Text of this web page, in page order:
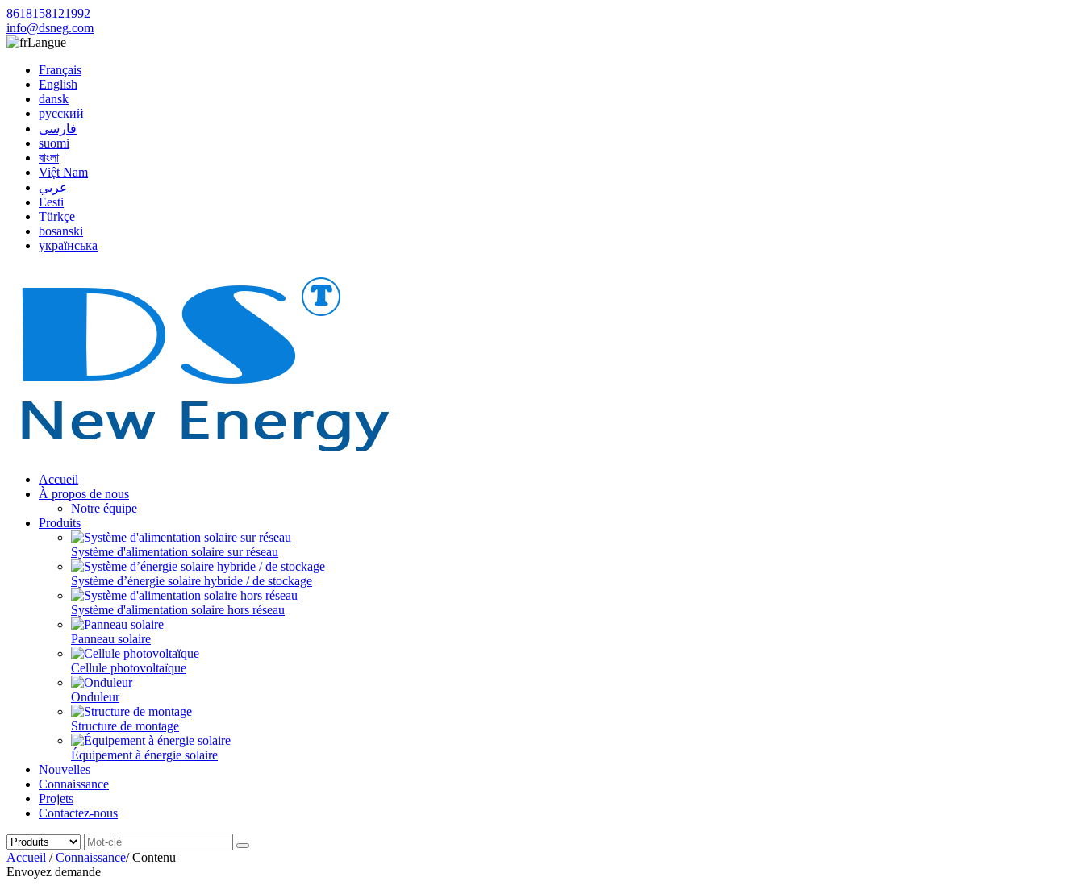
8618158121992
info@dsneg.com
Langue
Français
English
dansk
русский
فارسی
suomi
বাংলা
Việt Nam
عربي
Eesti
Türkçe
bosanski
українська
Accueil
À propos de nous
Notre équipe
Produits
Système d'alimentation solaire sur réseau
Système d’énergie solaire hybride / de stockage
Système d'alimentation solaire hors réseau
Panneau solaire
Cellule photovoltaïque
Onduleur
Structure de montage
Équipement à énergie solaire
Nouvelles
Connaissance
Projets
Contactez-nous
Accueil /Connaissance/Contenu
Envoyez demande